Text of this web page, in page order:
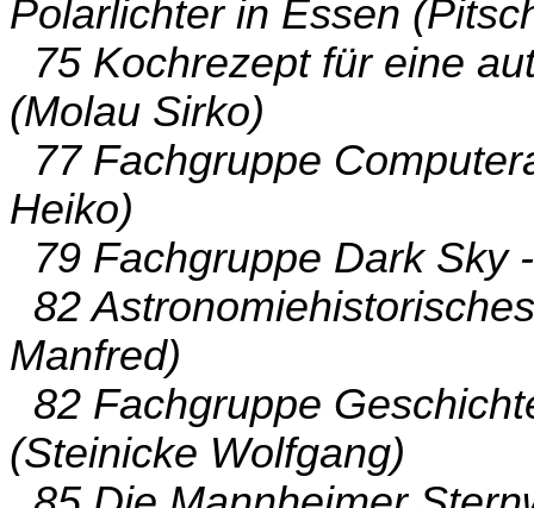
Polarlichter in Essen
75 Kochrezept für eine
(Molau Sirko)
77 Fachgruppe
Heiko)
79 Fachgruppe Dark Sky
82
Manfred)
82 Fachgruppe
(Steinicke Wolfgang)